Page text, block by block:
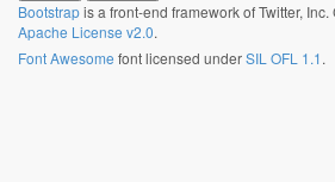
Bootstrapis a front-end framework of Twitter,
Apache License v2.0.
Font Awesome font licensed underSIL OFL 1.1.